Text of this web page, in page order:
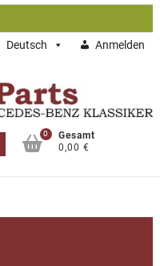
Deutsch Anmelden
0
Gesamt
0,00 €